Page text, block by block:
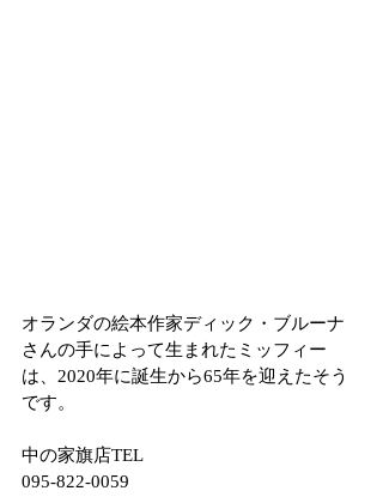
オランダの絵本作家ディック・ブルーナ
さんの手によって生まれたミッフィー
は、2020年に誕生から65年を迎えたそう
です。
中の家旗店TEL
095-822-0059